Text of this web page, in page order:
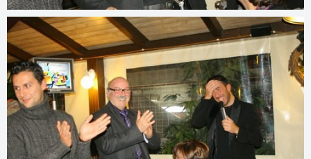
© 2022www.djmfoto.it/2011